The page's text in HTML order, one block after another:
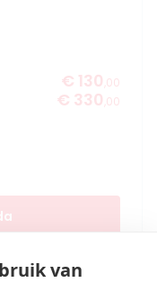
van
€ 130 ,00
€ 330 ,00